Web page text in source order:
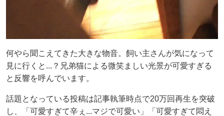
何やら聞こえてきた大きな物音。飼い主さんが気になって
見に行くと...？兄弟猫による微笑ましい光景が可愛すぎる
と反響を呼んでいます。
話題となっている投稿は記事執筆時点で20万回再生を突破
し、「可愛すぎて辛ぇ...マジで可愛い」「可愛すぎて悶え